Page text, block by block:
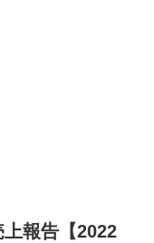
報告【2022